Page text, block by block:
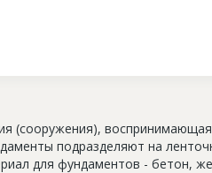
(сооружения),
подразделяют на
для фундаментов - бетон,